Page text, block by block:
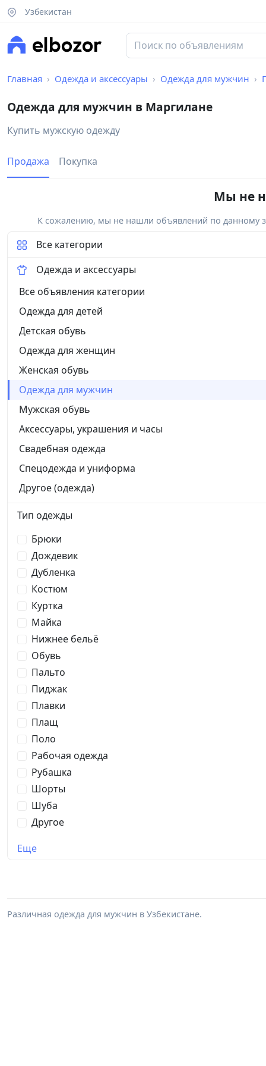
Узбекистан
Главная Одежда и аксессуары Одежда для мужчин
Одежда для мужчин в Маргилане
Купить мужскую одежду
Продажа Покупка
Мы не
К сожалению, мы не нашли объявлений по данному
Все категории
Одежда и аксессуары
Все объявления категории
Одежда для детей
Детская обувь
Одежда для женщин
Женская обувь
Одежда для мужчин
Мужская обувь
Аксессуары, украшения и часы
Свадебная одежда
Спецодежда и униформа
Другое (одежда)
Тип одежды
Брюки
Дождевик
Дубленка
Костюм
Куртка
Майка
Нижнее бельё
Обувь
Пальто
Пиджак
Плавки
Плащ
Поло
Рабочая одежда
Рубашка
Шорты
Шуба
Другое
Еще
Различная одежда для мужчин в Узбекистане.